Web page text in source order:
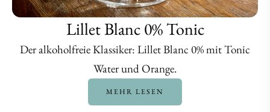
Lillet Blanc 0% Tonic
Der alkoholfreie Klassiker: Lillet Blanc 0% mit Tonic
Water und Orange.
MEHR LESEN